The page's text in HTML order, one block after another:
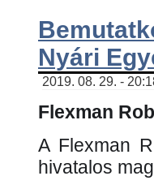
Nyári
2019. 08. 29. -
Flexman
A Flexman
hivatalos